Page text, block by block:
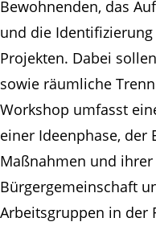
Bewohnenden, das
und die
Projekten. Dabei
sowie räumliche
Workshop umfasst
einer Ideenphase, der
Maßnahmen und
Bürgergemeinschaft
Arbeitsgruppen in der